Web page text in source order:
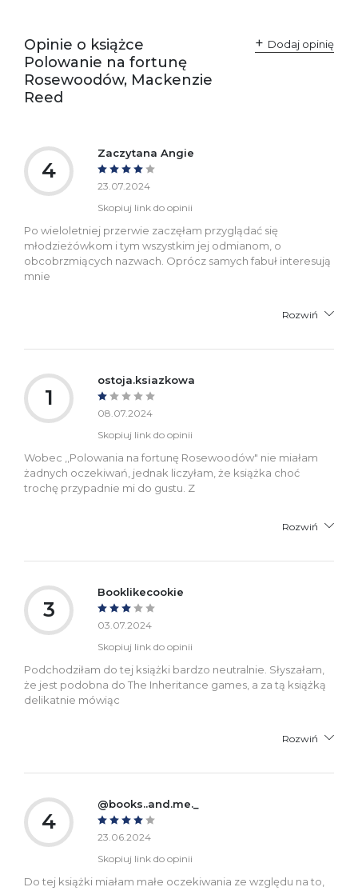
kontakt@wydajenamsie.pl
+48 61 623 38 38
Opinie o książce
Polowanie na fortunę
Rosewoodów, Mackenzie
Reed
Dodaj opinię
4
Zaczytana Angie
23.07.2024
Skopiuj link do opinii
Po wieloletniej przerwie zaczęłam przyglądać się
młodzieżówkom i tym wszystkim jej odmianom, o
obcobrzmiących nazwach. Oprócz samych fabuł interesują
mnie
Rozwiń
1
ostoja.ksiazkowa
08.07.2024
Skopiuj link do opinii
Wobec ,,Polowania na fortunę Rosewoodów" nie miałam
żadnych oczekiwań, jednak liczyłam, że książka choć
trochę przypadnie mi do gustu. Z
Rozwiń
3
Booklikecookie
03.07.2024
Skopiuj link do opinii
Podchodziłam do tej książki bardzo neutralnie. Słyszałam,
że jest podobna do The Inheritance games, a za tą książką
delikatnie mówiąc
Rozwiń
4
@books..and.me._
23.06.2024
Skopiuj link do opinii
Do tej książki miałam małe oczekiwania ze względu na to,